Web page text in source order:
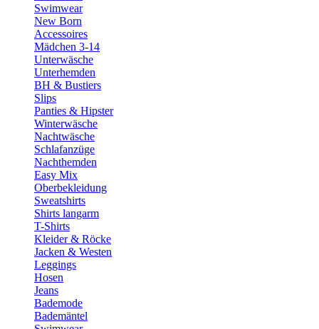
Swimwear
New Born
Accessoires
Mädchen 3-14
Unterwäsche
Unterhemden
BH & Bustiers
Slips
Panties & Hipster
Winterwäsche
Nachtwäsche
Schlafanzüge
Nachthemden
Easy Mix
Oberbekleidung
Sweatshirts
Shirts langarm
T-Shirts
Kleider & Röcke
Jacken & Westen
Leggings
Hosen
Jeans
Bademode
Bademäntel